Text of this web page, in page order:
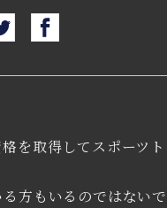
を取得してスポーツ
方もいるのではない